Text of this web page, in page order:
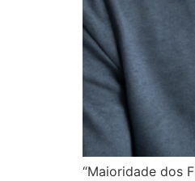
“Maioridade dos